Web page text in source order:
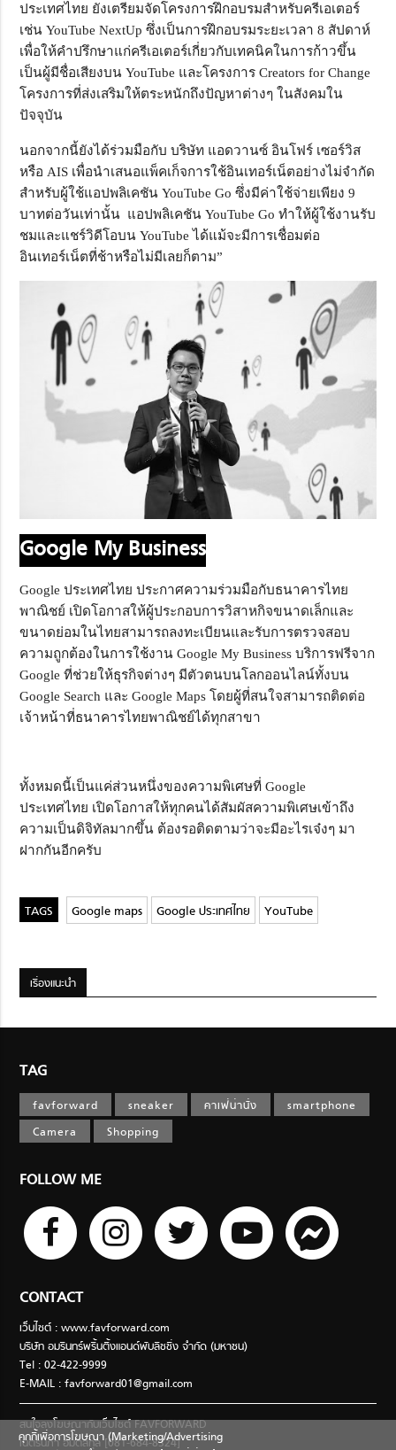
ประเทศไทย ยังเตรียมจัดโครงการฝึกอบรมสำหรับครีเอเตอร์
เช่น YouTube NextUp ซึ่งเป็นการฝึกอบรมระยะเวลา 8 สัปดาห์
เพื่อให้คำปรึกษาแก่ครีเอเตอร์เกี่ยวกับเทคนิคในการก้าวขึ้น
เป็นผู้มีชื่อเสียงบน YouTube และโครงการ Creators for Change
โครงการที่ส่งเสริมให้ตระหนักถึงปัญหาต่างๆ ในสังคมใน
ปัจจุบัน
นอกจากนี้ยังได้ร่วมมือกับ บริษัท แอดวานซ์ อินโฟร์ เซอร์วิส
หรือ AIS เพื่อนำเสนอแพ็คเก็จการใช้อินเทอร์เน็ตอย่างไม่จำกัด
สำหรับผู้ใช้แอปพลิเคชัน YouTube Go ซึ่งมีค่าใช้จ่ายเพียง 9
บาทต่อวันเท่านั้น แอปพลิเคชัน YouTube Go ทำให้ผู้ใช้งานรับ
ชมและแชร์วิดีโอบน YouTube ได้แม้จะมีการเชื่อมต่อ
อินเทอร์เน็ตที่ช้าหรือไม่มีเลยก็ตาม”
Google My Business
Google ประเทศไทย ประกาศความร่วมมือกับธนาคารไทย
พาณิชย์ เปิดโอกาสให้ผู้ประกอบการวิสาหกิจขนาดเล็กและ
ขนาดย่อมในไทยสามารถลงทะเบียนและรับการตรวจสอบ
ความถูกต้องในการใช้งาน Google My Business บริการฟรีจาก
Google ที่ช่วยให้ธุรกิจต่างๆ มีตัวตนบนโลกออนไลน์ทั้งบน
Google Search และ Google Maps โดยผู้ที่สนใจสามารถติดต่อ
เจ้าหน้าที่ธนาคารไทยพาณิชย์ได้ทุกสาขา
ทั้งหมดนี้เป็นแค่ส่วนหนึ่งของความพิเศษที่ Google
ประเทศไทย เปิดโอกาสให้ทุกคนได้สัมผัสความพิเศษเข้าถึง
ความเป็นดิจิทัลมากขึ้น ต้องรอติดตามว่าจะมีอะไรเจ๋งๆ มา
ฝากกันอีกครับ
Google maps Google ประเทศไทย YouTube
เรื่องแนะนำ
TAG
favforward sneaker คาเฟ่น่านั่ง
smartphone
Camera
Shopping
FOLLOW ME
CONTACT
เว็บไซต์ : www.favforward.com
บริษัท อมรินทร์พริ้นติ้งแอนด์พับลิชชิ่ง จำกัด (มหาชน)
Tel : 02-422-9999
E-MAIL :favforward01@gmail.com
สนใจลงโฆษณากับเว็บไซต์ FAVFORWARD
เนตรนภา อมตสกุล [081-684-8324]
คุกกี้เพื่อการโฆษณา (Marketing/Advertising